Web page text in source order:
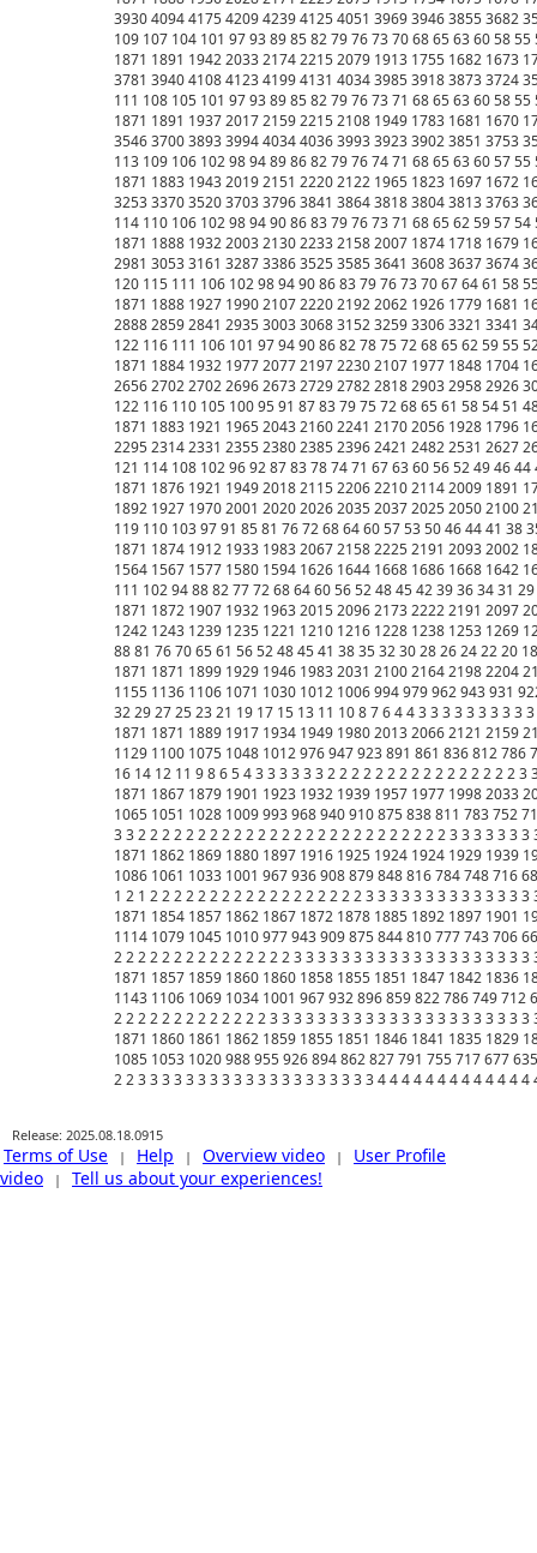
Release: 2025.08.18.0915
Terms of Use | Help | Overview video |
User Profile
video
| Tell us about your experiences!